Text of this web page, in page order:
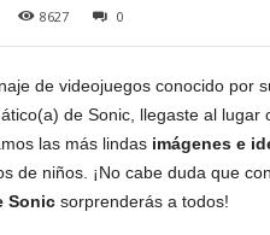
8627 0
de videojuegos conocido por
de Sonic, llegaste al lugar
las más lindas imágenes e
de niños. ¡No cabe duda que
Sonicsorprenderás a todos!